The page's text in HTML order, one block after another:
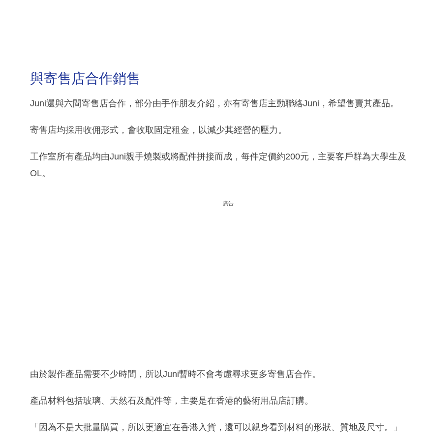
與寄售店合作銷售
Juni還與六間寄售店合作，部分由手作朋友介紹，亦有寄售店主動聯絡Juni，希望售賣其產品。
寄售店均採用收佣形式，會收取固定租金，以減少其經營的壓力。
工作室所有產品均由Juni親手燒製或將配件拼接而成，每件定價約200元，主要客戶群為大學生及
OL。
廣告
由於製作產品需要不少時間，所以Juni暫時不會考慮尋求更多寄售店合作。
產品材料包括玻璃、天然石及配件等，主要是在香港的藝術用品店訂購。
「因為不是大批量購買，所以更適宜在香港入貨，還可以親身看到材料的形狀、質地及尺寸。」